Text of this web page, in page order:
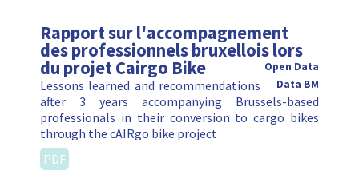
Rapport sur l'accompagnement
des professionnels bruxellois lors
du projet Cairgo Bike
Open Data
Data BM
Lessons learned and recommendations
after 3 years accompanying Brussels-based
professionals in their conversion to cargo bikes
through the cAIRgo bike project
PDF